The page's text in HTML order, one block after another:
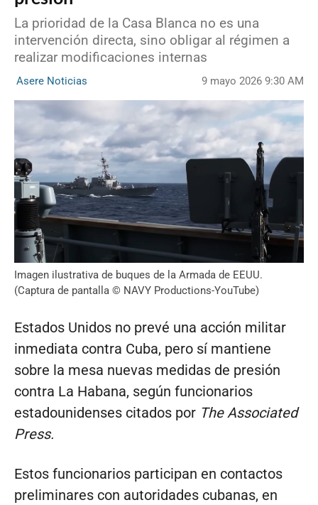
La prioridad de la Casa Blanca no es una
intervención directa, sino obligar al régimen a
realizar modificaciones internas
Asere Noticias 9 mayo 2026 9:30 AM
Imagen ilustrativa de buques de la Armada de EEUU.
(Captura de pantalla © NAVY Productions-YouTube)
Estados Unidos no prevé una acción militar
inmediata contra Cuba, pero sí mantiene
sobre la mesa nuevas medidas de presión
contra La Habana, según funcionarios
estadounidenses citados por The Associated
Press.
Estos funcionarios participan en contactos
preliminares con autoridades cubanas, en